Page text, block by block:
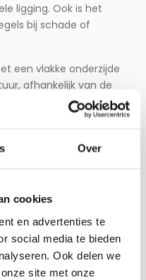
Over
cookies
en advertenties te
social media te bieden
Ook delen we
site met onze
ligging. Ook is het
bij schade of
een vlakke onderzijde
afhankelijk van de
vloer worden gesteld.
een dikte van 30
vier kunststof